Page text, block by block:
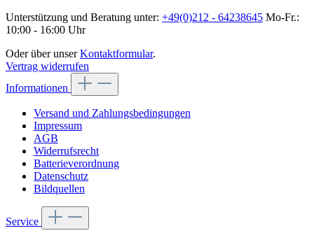
Unterstützung und Beratung unter: +49(0)212 - 64238645 Mo-Fr.:
10:00 - 16:00 Uhr
Oder über unserKontaktformular.
Vertrag widerrufen
Informationen
Versand und Zahlungsbedingungen
Impressum
AGB
Widerrufsrecht
Batterieverordnung
Datenschutz
Bildquellen
Service